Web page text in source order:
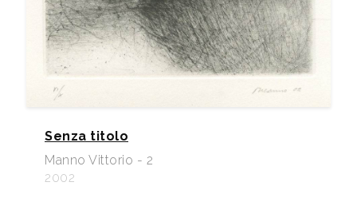
Senza titolo
Manno Vittorio - 2
2002